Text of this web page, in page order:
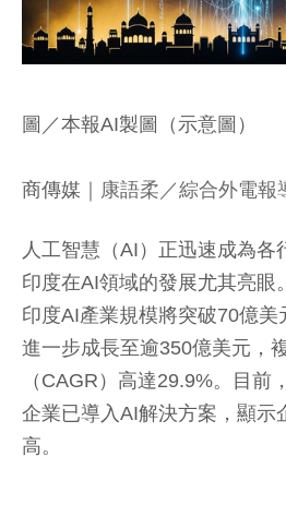
圖／本報AI製圖（示意圖）
商傳媒 ｜康語柔／綜合外電報
人工智慧（AI）正迅速成為各
印度在AI領域的發展尤其亮眼
印度AI產業規模將突破70億
進一步成長至逾350億美元，
（CAGR）高達29.9%。目前
企業已導入AI解決方案，顯示
高。